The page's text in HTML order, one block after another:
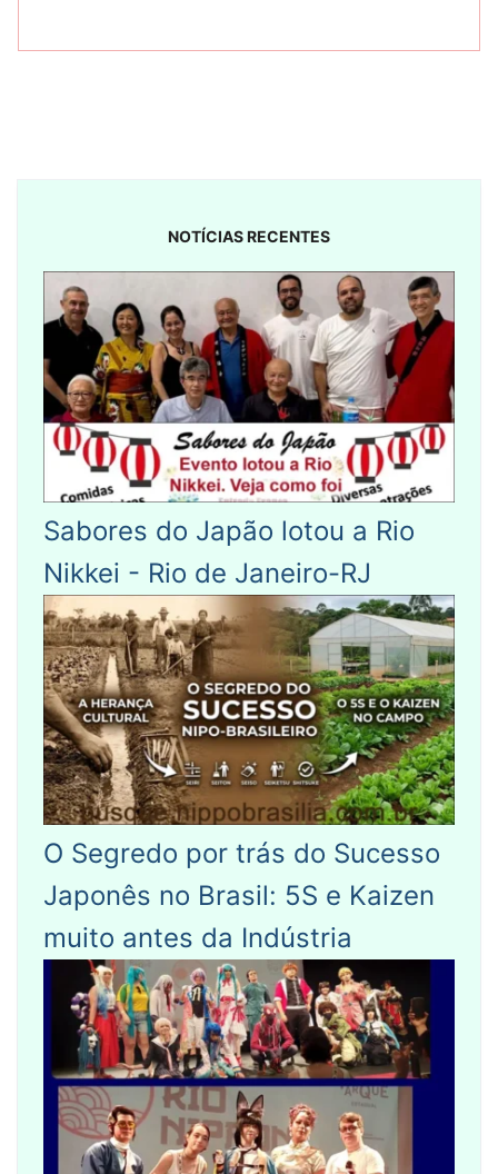
NOTÍCIAS RECENTES
Sabores do Japão lotou a Rio
Nikkei - Rio de Janeiro-RJ
O Segredo por trás do Sucesso
Japonês no Brasil: 5S e Kaizen
muito antes da Indústria